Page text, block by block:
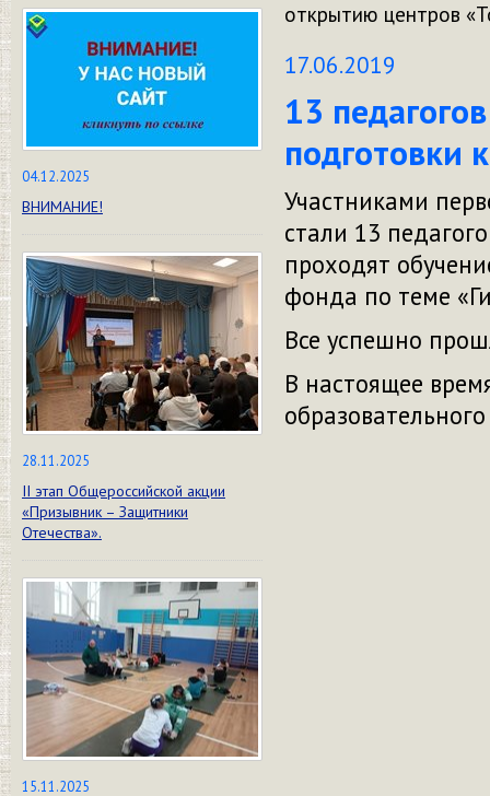
04.12.2025
ВНИМАНИЕ!
28.11.2025
II этап Общероссийской акции
«Призывник – Защитники
Отечества».
15.11.2025
открытию центров
17.06.2019
13
подготовки
Участниками
стали 13
проходят
фонда по теме
Все успешно
В настоящее